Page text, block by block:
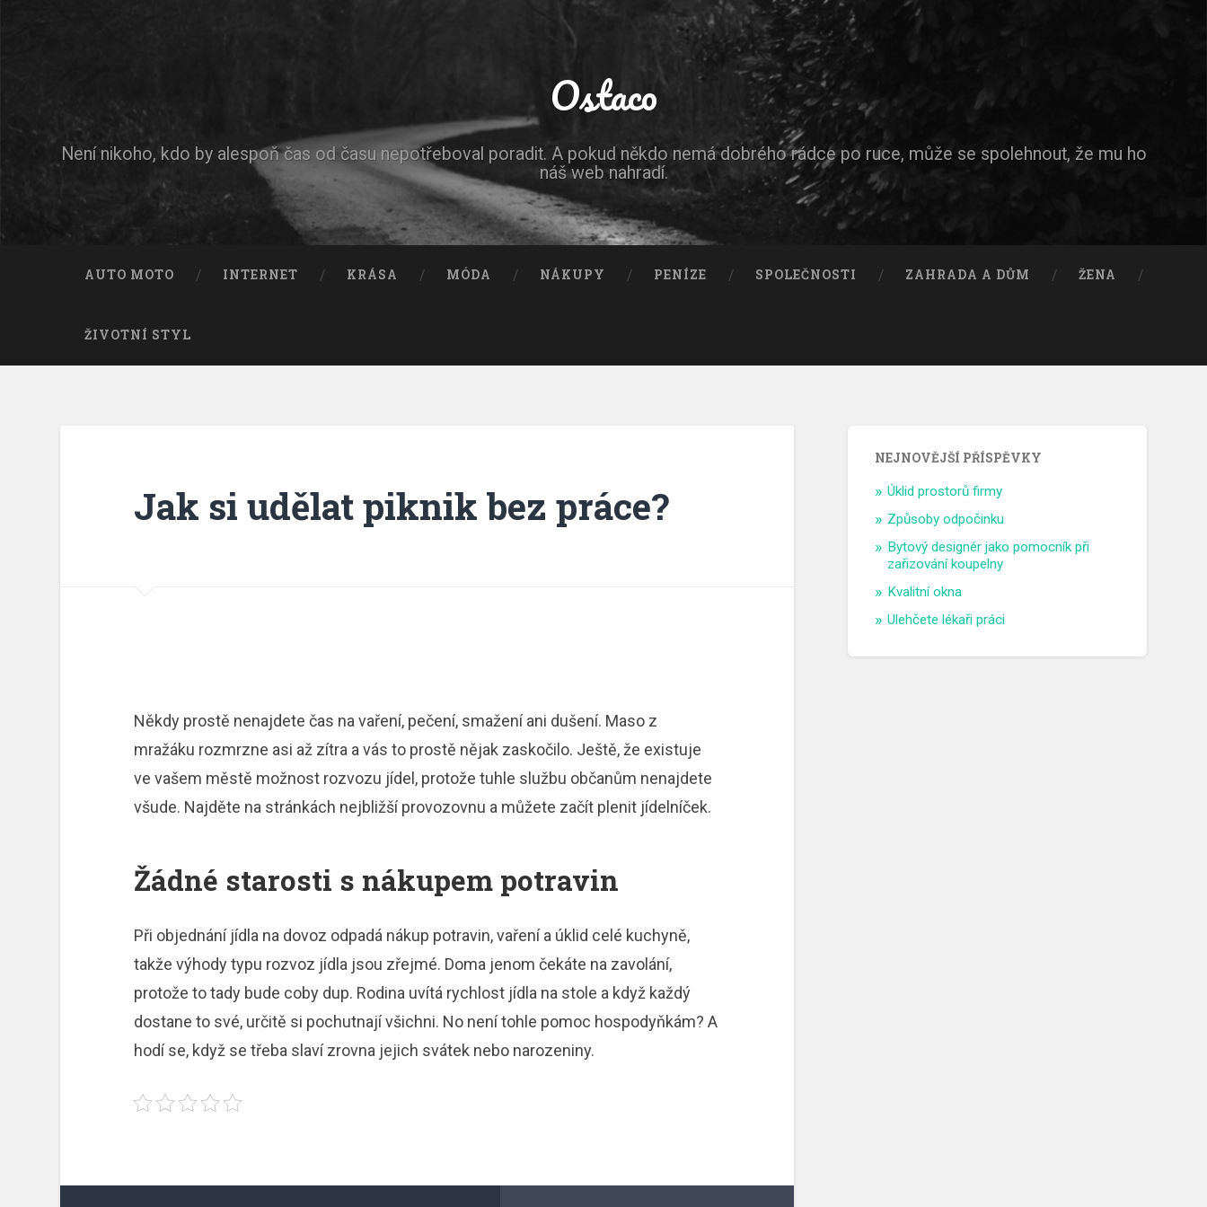
Ostaco
Není nikoho, kdo by alespoň čas od času nepotřeboval poradit. A pokud někdo nemá dobrého rádce po ruce, může se spolehnout, že mu ho
náš web nahradí.
AUTO MOTO INTERNET KRÁSA MÓDA NÁKUPY PENÍZE SPOLEČNOSTI ZAHRADA A DŮM ŽENA
ŽIVOTNÍ STYL
Jak si udělat piknik bez práce?
Někdy prostě nenajdete čas na vaření, pečení, smažení ani dušení. Maso z
mražáku rozmrzne asi až zítra a vás to prostě nějak zaskočilo. Ještě, že existuje
ve vašem městě možnost rozvozu jídel , protože tuhle službu občanům nenajdete
všude. Najděte na stránkách nejbližší provozovnu a můžete začít plenit jídelníček.
Žádné starosti s nákupem potravin
Při objednání jídla na dovoz odpadá nákup potravin, vaření a úklid celé kuchyně,
takže výhody typu rozvoz jídla jsou zřejmé. Doma jenom čekáte na zavolání,
protože to tady bude coby dup. Rodina uvítá rychlost jídla na stole a když každý
dostane to své, určitě si pochutnají všichni. No není tohle pomoc hospodyňkám? A
hodí se, když se třeba slaví zrovna jejich svátek nebo narozeniny.
NEJNOVĚJŠÍ PŘÍSPĚVKY
Úklid prostorů firmy
Způsoby odpočinku
Bytový designér jako pomocník při
zařizování koupelny
Kvalitní okna
Ulehčete lékaři práci